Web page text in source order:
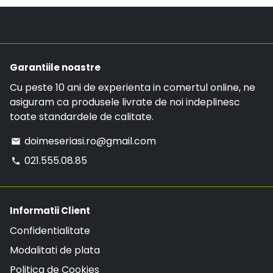
Garantiile noastre
Cu peste 10 ani de experienta in comertul online, ne
asiguram ca produsele livrate de noi indeplinesc
toate standardele de calitate.
email doimeseriasi.ro@gmail.com
phone 021.555.08.85
Informatii Client
Confidentialitate
Modalitati de plata
Politica de Cookies